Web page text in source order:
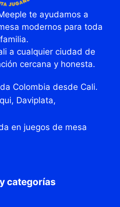
te ayudamos a
modernos para toda
a cualquier ciudad de
cercana y honesta.
Colombia desde Cali.
Daviplata,
en juegos de mesa
categorías